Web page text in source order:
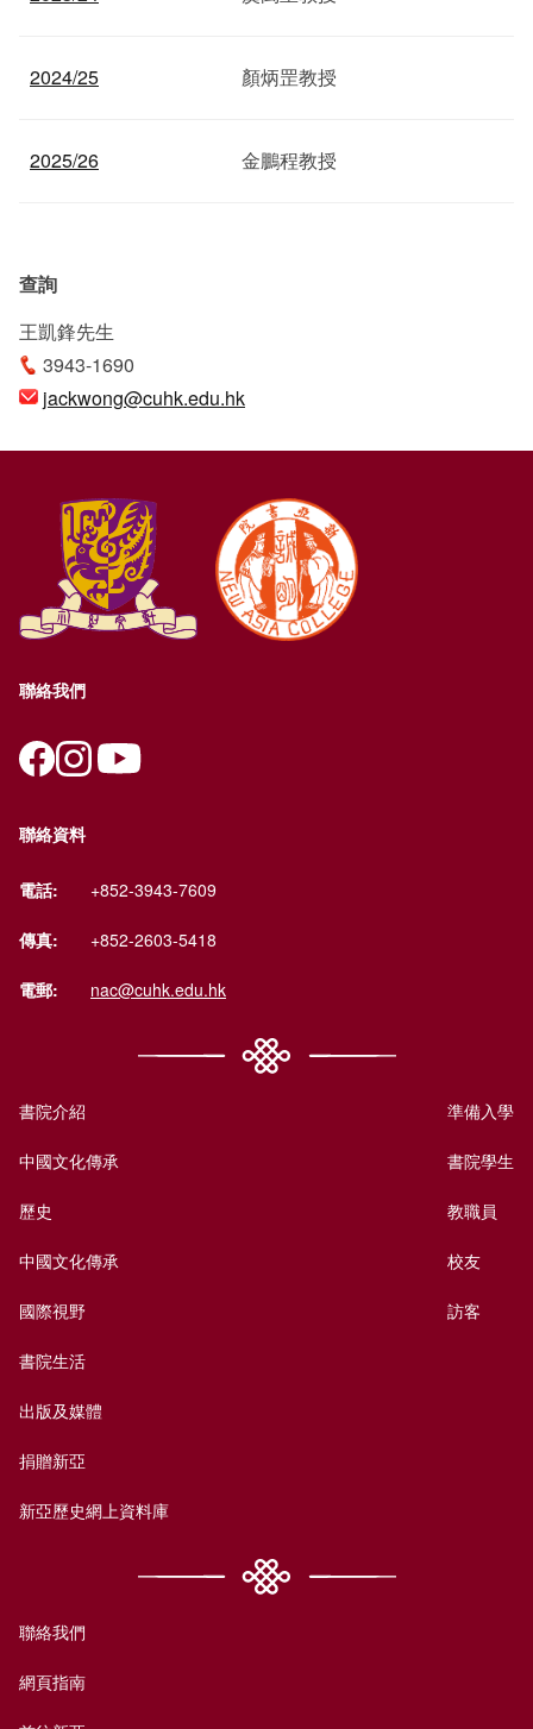
2024/25 顏炳罡教授
2025/26 金鵬程教授
查詢
王凱鋒先生
3943-1690
jackwong@cuhk.edu.hk
聯絡我們
聯絡資料
電話: +852-3943-7609
傳真: +852-2603-5418
電郵: nac@cuhk.edu.hk
書院介紹
中國文化傳承
歷史
中國文化傳承
國際視野
書院生活
出版及媒體
捐贈新亞
新亞歷史網上資料庫
準備入學
書院學生
教職員
校友
訪客
聯絡我們
網頁指南